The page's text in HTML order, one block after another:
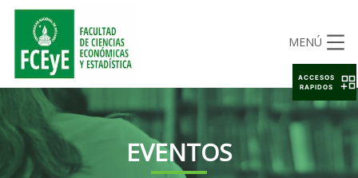
MENÚ
EVENTOS
ACCESOS
RAPIDOS